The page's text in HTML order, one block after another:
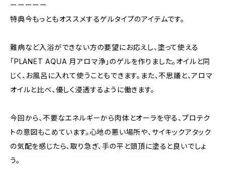
ーーーーー
特典今もっともオススメするゲルタイプのアイテムです。
難病など入浴ができない方の要望にお応えし、塗って使える
「PLANET AQUA 月アロマ浄」のゲルを作りました。オイルと同
じく、お風呂に入れて使うこともできます。また、不思議と、アロマ
オイルと比べ、優しく浸透するように働きます。
今回から、不要なエネルギーから肉体とオーラを守る、プロテク
トの意図もこめています。心地の悪い場所や、サイキックアタック
の気配を感じたら、取り急ぎ、手の平と頭頂に塗ると良いでしょ
う。